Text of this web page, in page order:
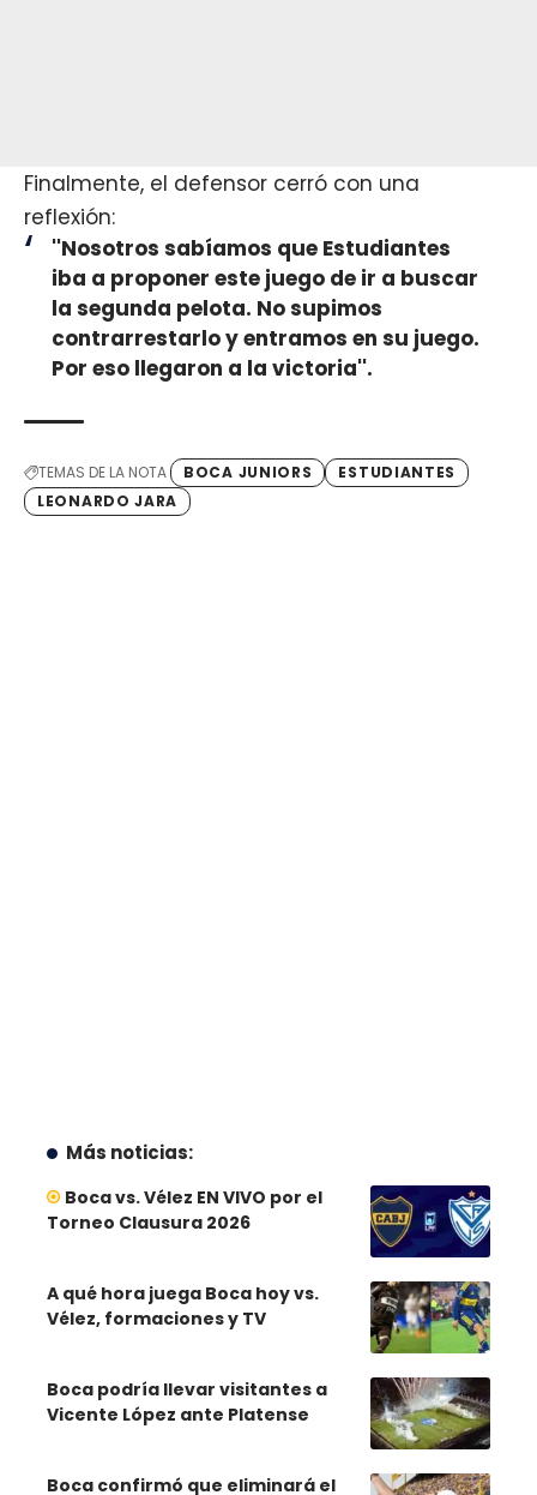
Finalmente, el defensor cerró con una
reflexión:
''Nosotros sabíamos que Estudiantes
iba a proponer este juego de ir a buscar
la segunda pelota. No supimos
contrarrestarlo y entramos en su juego.
Por eso llegaron a la victoria''.
TEMAS DE LA NOTA BOCA JUNIORS
ESTUDIANTES
LEONARDO JARA
Más noticias:
Boca vs. Vélez EN VIVO por el
Torneo Clausura 2026
A qué hora juega Boca hoy vs.
Vélez, formaciones y TV
Boca podría llevar visitantes a
Vicente López ante Platense
Boca confirmó que eliminará el